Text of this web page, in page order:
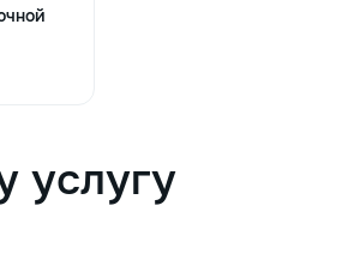
услугу